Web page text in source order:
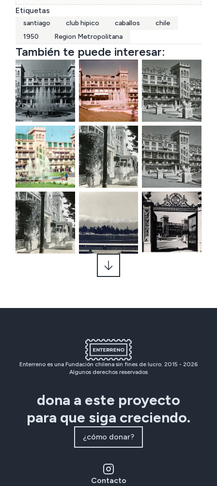
Etiquetas
santiago club hipico caballos
chile
1950
Region Metropolitana
También te puede interesar:
Enterreno es una Fundación chilena sin fines de lucro. 2015 - 2026
Algunos derechos reservados
dona a este proyecto
para que siga creciendo.
¿cómo donar?
Contacto